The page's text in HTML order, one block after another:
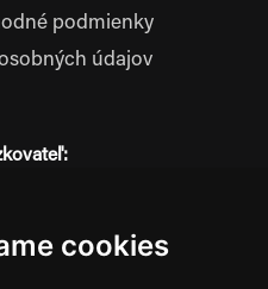
cookies
podmienky
údajov
Bytča